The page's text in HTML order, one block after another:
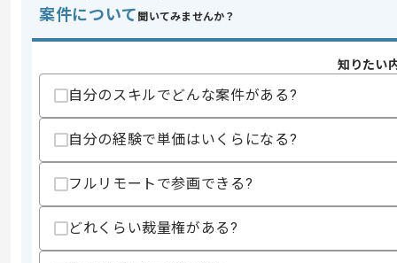
その他募集要項
募集人数
1人
作業開始日
2018/09/01
エージェントからのコ
メント
レバテック実績有りの企業でございます
ADもしくはExchangeの設計経験がある
案件について 聞いてみませんか？
知りたい
自分のスキルでどんな案件がある?
自分の経験で単価はいくらになる?
フルリモートで参画できる?
どれくらい裁量権がある?